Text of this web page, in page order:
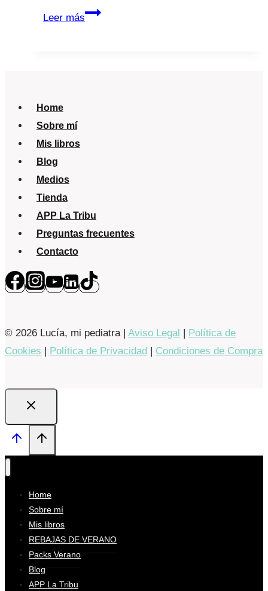
Leer másMocos
Home
Sobre mí
Mis libros
Blog
Medios
Tienda
APP La Tribu
Preguntas frecuentes
Contacto
© 2026 Lucía, mi pediatra | Aviso Legal | Política de
Cookies | Política de Privacidad | Condiciones de Compra
Home
Sobre mí
Mis libros
REBAJAS DE VERANO
Packs Verano
Blog
APP La Tribu